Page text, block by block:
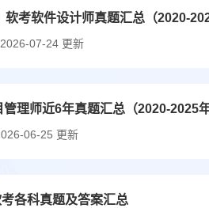
软考软件设计师真题汇总（2020-
2026-07-24 更新
理师近6年真题汇总（2020-2025年
06-25 更新
各科真题及答案汇总